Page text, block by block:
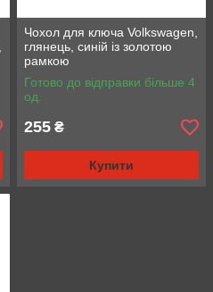
Чохол для ключа Volkswagen,
глянець, синій із золотою
рамкою
Готово до відправки більше 4
од.
255 ₴
Купити